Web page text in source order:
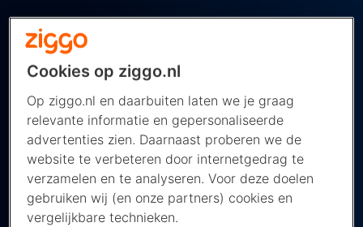
Zo kijk je de 24 uur van Daytona
in 2026
De 24 uur van Daytona kijk je live met Ziggo
Sport
De 24 uur van Daytona wordt uitgezonden op
meerdere zenders van Ziggo Sport. Bekijk hieronder
het overzicht van de uitzendingen:
Cookies op ziggo.nl
Op ziggo.nl en daarbuiten laten we je graag
relevante informatie en gepersonaliseerde
advertenties zien. Daarnaast proberen we de
website te verbeteren door internetgedrag te
verzamelen en te analyseren. Voor deze doelen
gebruiken wij (en onze partners) cookies en
vergelijkbare technieken.